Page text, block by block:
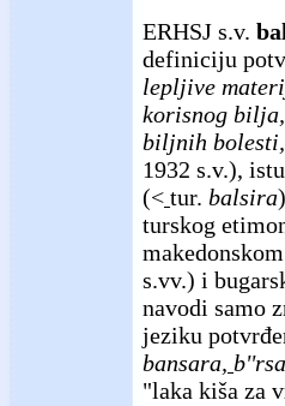
ERHSJ s.v.
definiciju
lepljive
korisnog
biljnih
1932 s.v.),
(< tur. balsira
turskog
s.vv.) i
navodi samo
jeziku
bansara,
"laka kiša za